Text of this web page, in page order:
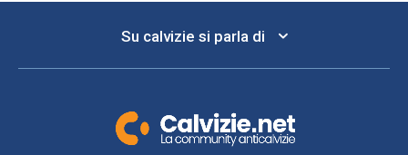
Su calvizie si parla di